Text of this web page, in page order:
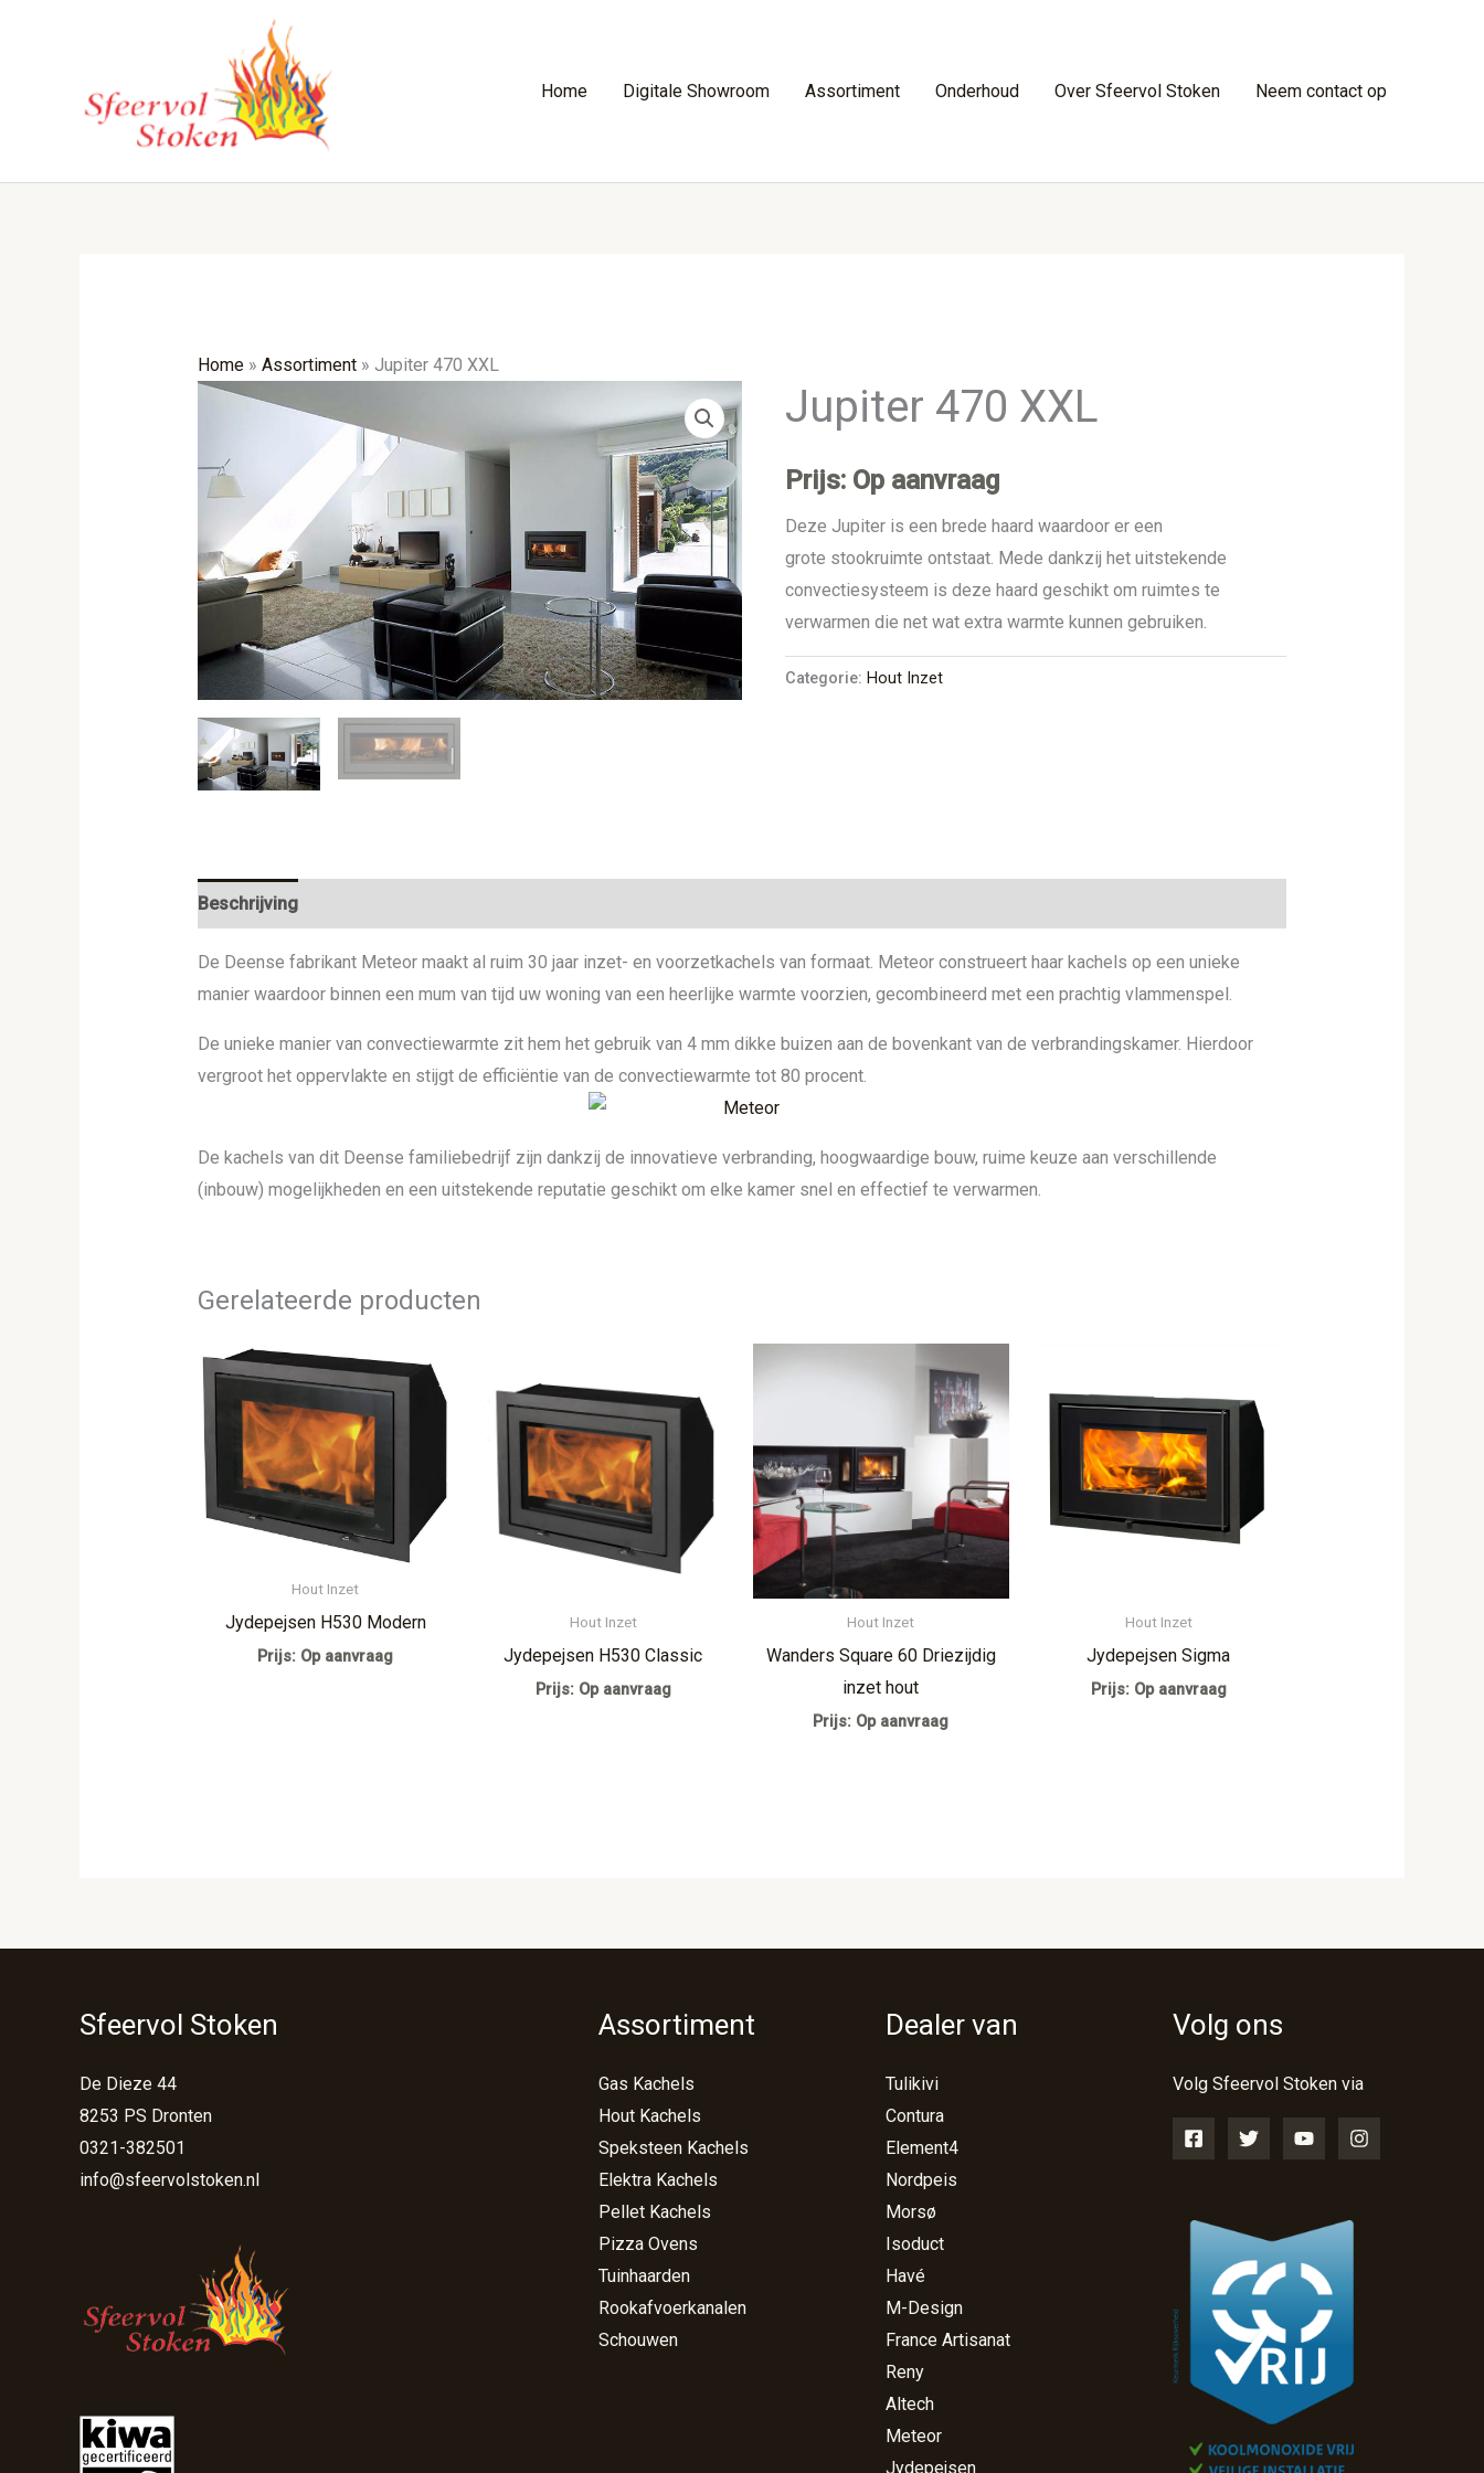
Home Digitale Showroom Assortiment Onderhoud Over Sfeervol Stoken Neem contact op
Home» Assortiment» Jupiter 470 XXL
Jupiter 470 XXL
Prijs: Op aanvraag
Deze Jupiter is een brede haard waardoor er een
grote stookruimte ontstaat. Mede dankzij het uitstekende
convectiesysteem is deze haard geschikt om ruimtes te
verwarmen die net wat extra warmte kunnen gebruiken.
Categorie: Hout Inzet
Beschrijving
De Deense fabrikant Meteor maakt al ruim 30 jaar inzet- en voorzetkachels van formaat. Meteor construeert haar kachels op een unieke
manier waardoor binnen een mum van tijd uw woning van een heerlijke warmte voorzien, gecombineerd met een prachtig vlammenspel.
De unieke manier van convectiewarmte zit hem het gebruik van 4 mm dikke buizen aan de bovenkant van de verbrandingskamer. Hierdoor
vergroot het oppervlakte en stijgt de efficiëntie van de convectiewarmte tot 80 procent.
De kachels van dit Deense familiebedrijf zijn dankzij de innovatieve verbranding, hoogwaardige bouw, ruime keuze aan verschillende
(inbouw) mogelijkheden en een uitstekende reputatie geschikt om elke kamer snel en effectief te verwarmen.
Gerelateerde producten
Hout Inzet
Jydepejsen H530 Modern
Prijs: Op aanvraag
Hout Inzet
Jydepejsen H530 Classic
Prijs: Op aanvraag
Hout Inzet
Wanders Square 60 Driezijdig
inzet hout
Prijs: Op aanvraag
Hout Inzet
Jydepejsen Sigma
Prijs: Op aanvraag
Sfeervol Stoken
De Dieze 44
8253 PS Dronten
0321-382501
info@sfeervolstoken.nl
Assortiment
Gas Kachels
Hout Kachels
Speksteen Kachels
Elektra Kachels
Pellet Kachels
Pizza Ovens
Tuinhaarden
Rookafvoerkanalen
Schouwen
Dealer van
Tulikivi
Contura
Element4
Nordpeis
Morsø
Isoduct
Havé
M-Design
France Artisanat
Reny
Altech
Meteor
Jydepejsen
Volg ons
Volg Sfeervol Stoken via